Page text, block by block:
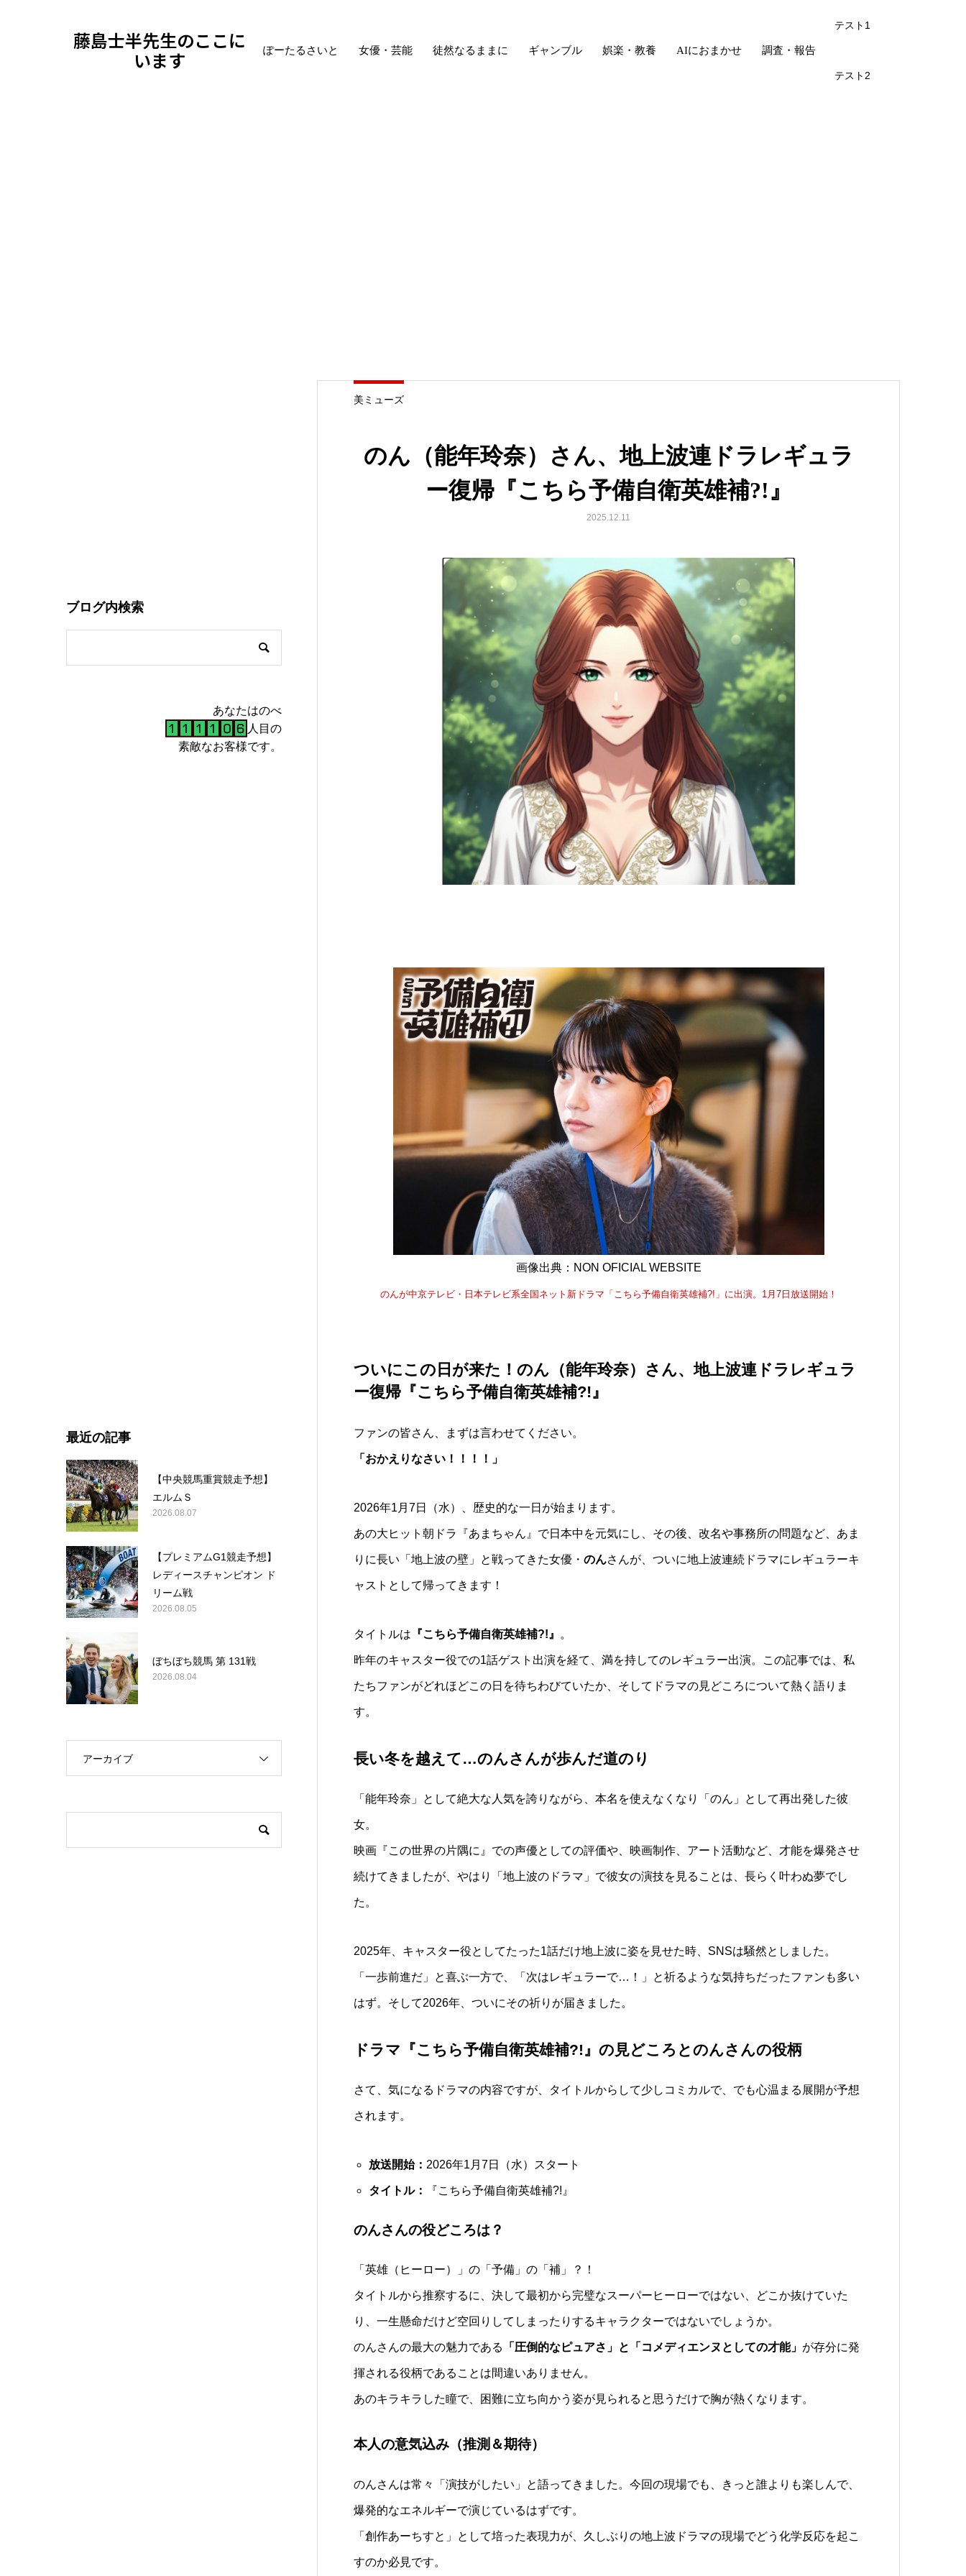
藤島士半先生のここに
います
ぽーたるさいと 女優・芸能 徒然なるままに ギャンブル 娯楽・教養 AIにおまかせ 調査・報告
テスト1
テスト2
美ミューズ
美ミューズ
のん（能年玲奈）さん、地上波連ドラレギュラ
ー復帰『こちら予備自衛英雄補?!』
2025.12.11
画像出典：NON OFICIAL WEBSITE
のんが中京テレビ・日本テレビ系全国ネット新ドラマ「こちら予備⾃衛英雄補?!」に出演。1月7日放送開始！
ついにこの日が来た！のん（能年玲奈）さん、地上波連ドラレギュラ
ー復帰『こちら予備自衛英雄補?!』
ファンの皆さん、まずは言わせてください。
「おかえりなさい！！！！」
2026年1月7日（水）、歴史的な一日が始まります。
あの大ヒット朝ドラ『あまちゃん』で日本中を元気にし、その後、改名や事務所の問題など、あま
りに長い「地上波の壁」と戦ってきた女優・のんさんが、ついに地上波連続ドラマにレギュラーキ
ャストとして帰ってきます！
タイトルは 『こちら予備自衛英雄補?!』 。
昨年のキャスター役での1話ゲスト出演を経て、満を持してのレギュラー出演。この記事では、私
たちファンがどれほどこの日を待ちわびていたか、そしてドラマの見どころについて熱く語りま
す。
長い冬を越えて…のんさんが歩んだ道のり
「能年玲奈」として絶大な人気を誇りながら、本名を使えなくなり「のん」として再出発した彼
女。
映画『この世界の片隅に』での声優としての評価や、映画制作、アート活動など、才能を爆発させ
続けてきましたが、やはり「地上波のドラマ」で彼女の演技を見ることは、長らく叶わぬ夢でし
た。
2025年、キャスター役としてたった1話だけ地上波に姿を見せた時、SNSは騒然としました。
「一歩前進だ」と喜ぶ一方で、「次はレギュラーで…！」と祈るような気持ちだったファンも多い
はず。そして2026年、ついにその祈りが届きました。
ドラマ『こちら予備自衛英雄補?!』の見どころとのんさんの役柄
さて、気になるドラマの内容ですが、タイトルからして少しコミカルで、でも心温まる展開が予想
されます。
放送開始： 2026年1月7日（水）スタート
タイトル： 『こちら予備自衛英雄補?!』
のんさんの役どころは？
「英雄（ヒーロー）」の「予備」の「補」？！
タイトルから推察するに、決して最初から完璧なスーパーヒーローではない、どこか抜けていた
り、一生懸命だけど空回りしてしまったりするキャラクターではないでしょうか。
のんさんの最大の魅力である 「圧倒的なピュアさ」と「コメディエンヌとしての才能」 が存分に発
揮される役柄であることは間違いありません。
あのキラキラした瞳で、困難に立ち向かう姿が見られると思うだけで胸が熱くなります。
本人の意気込み（推測＆期待）
のんさんは常々「演技がしたい」と語ってきました。今回の現場でも、きっと誰よりも楽しんで、
爆発的なエネルギーで演じているはずです。
「創作あーちすと」として培った表現力が、久しぶりの地上波ドラマの現場でどう化学反応を起こ
すのか必見です。
ブログ内検索
あなたはのべ
人目の
素敵なお客様です。
最近の記事
【中央競馬重賞競走予想】
エルムＳ
2026.08.07
【プレミアムG1競走予想】
レディースチャンピオン ド
リーム戦
2026.08.05
ぼちぼち競馬 第 131戦
2026.08.04
アーカイブ